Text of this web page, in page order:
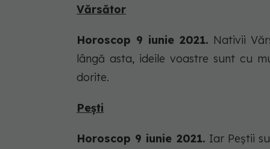
Vărsător
Horoscop 9 iunie 2021. Nativii
lângă asta, ideile voastre sunt cu
dorite.
Peşti
Horoscop 9 iunie 2021. Iar Peștii